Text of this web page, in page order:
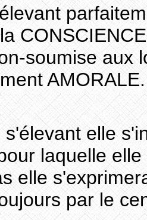
soumise aux
elle
laquelle
elle
par le